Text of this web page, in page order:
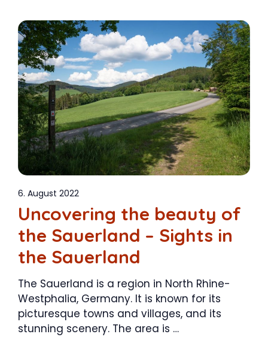
6. August 2022
Uncovering the beauty of
the Sauerland – Sights in
the Sauerland
The Sauerland is a region in North Rhine-
Westphalia, Germany. It is known for its
picturesque towns and villages, and its
stunning scenery. The area is …